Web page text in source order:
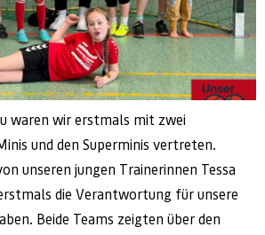
waren wir erstmals mit zwei
und den Superminis vertreten.
unseren jungen Trainerinnen Tessa
die Verantwortung für unsere
Beide Teams zeigten über den